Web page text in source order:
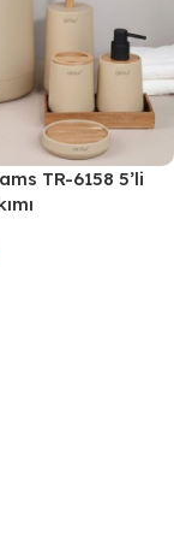
TR-6158 5’li